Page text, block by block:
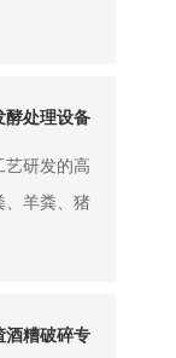
存与定量
需人工手
，实现物料
量...
酵处理设备
研发的高
、羊粪、猪
渣等辅料
。设备作
酒糟破碎专